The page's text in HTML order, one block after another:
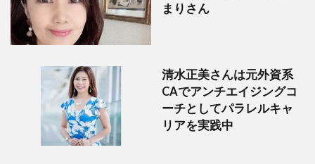
まりさん
清水正美さんは元外資系
CAでアンチエイジングコ
ーチとしてパラレルキャ
リアを実践中